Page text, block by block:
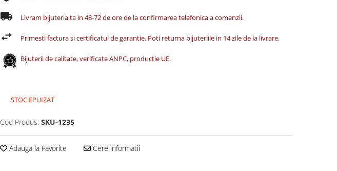
Livram bijuteria ta in 48-72 de ore de la confirmarea telefonica a comenzii.
Primesti factura si certificatul de garantie. Poti returna bijuteriile in 14 zile de la livrare.
Bijuterii de calitate, verificate ANPC, productie UE.
STOC EPUIZAT
Cod Produs: SKU-1235
Adauga la Favorite Cere informatii